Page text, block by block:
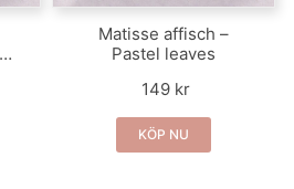
Matisse affisch –
Pastel leaves
149 kr
KÖP NU